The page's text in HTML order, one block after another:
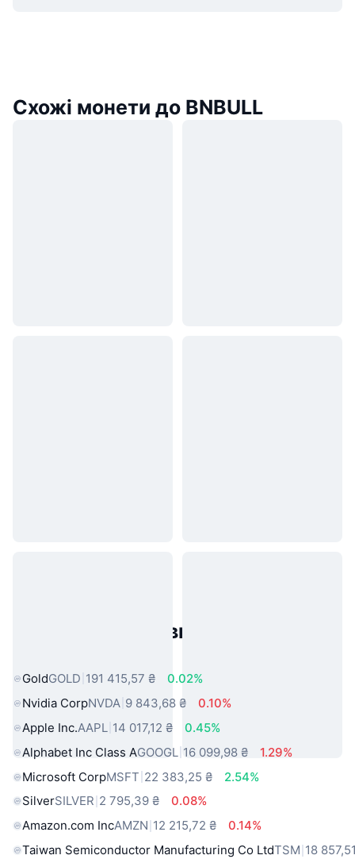
Схожі монети до BNBULL
Популярні активи реального
GoldGOLD 191 415,57 ₴
0.02%
Nvidia CorpNVDA 9 843,68 ₴
0.10%
Apple Inc.AAPL 14 017,12 ₴
0.45%
Alphabet Inc Class AGOOGL 16 099,98 ₴
1.29%
Microsoft CorpMSFT 22 383,25 ₴
2.54%
SilverSILVER 2 795,39 ₴
0.08%
Amazon.com IncAMZN 12 215,72 ₴
0.14%
Taiwan Semiconductor Manufacturing Co LtdTSM 18